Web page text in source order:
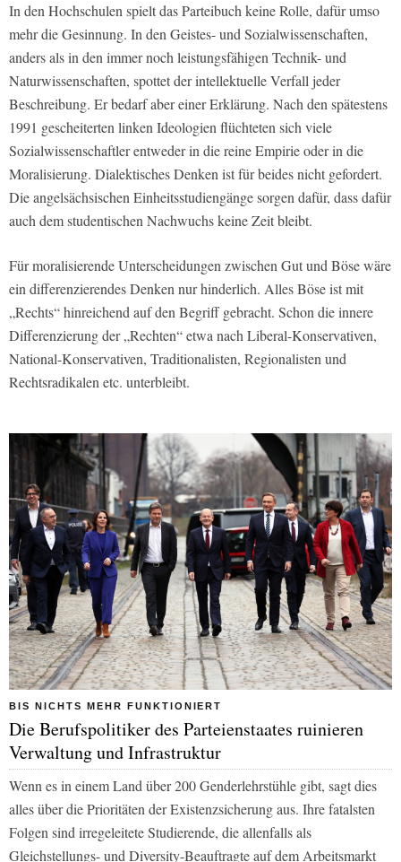
In den Hochschulen spielt das Parteibuch keine Rolle, dafür umso
mehr die Gesinnung. In den Geistes- und Sozialwissenschaften,
anders als in den immer noch leistungsfähigen Technik- und
Naturwissenschaften, spottet der intellektuelle Verfall jeder
Beschreibung. Er bedarf aber einer Erklärung. Nach den spätestens
1991 gescheiterten linken Ideologien flüchteten sich viele
Sozialwissenschaftler entweder in die reine Empirie oder in die
Moralisierung. Dialektisches Denken ist für beides nicht gefordert.
Die angelsächsischen Einheitsstudiengänge sorgen dafür, dass dafür
auch dem studentischen Nachwuchs keine Zeit bleibt.
Für moralisierende Unterscheidungen zwischen Gut und Böse wäre
ein differenzierendes Denken nur hinderlich. Alles Böse ist mit
„Rechts“ hinreichend auf den Begriff gebracht. Schon die innere
Differenzierung der „Rechten“ etwa nach Liberal-Konservativen,
National-Konservativen, Traditionalisten, Regionalisten und
Rechtsradikalen etc. unterbleibt.
BIS NICHTS MEHR FUNKTIONIERT
Die Berufspolitiker des Parteienstaates ruinieren
Verwaltung und Infrastruktur
Wenn es in einem Land über 200 Genderlehrstühle gibt, sagt dies
alles über die Prioritäten der Existenzsicherung aus. Ihre fatalsten
Folgen sind irregeleitete Studierende, die allenfalls als
Gleichstellungs- und Diversity-Beauftragte auf dem Arbeitsmarkt